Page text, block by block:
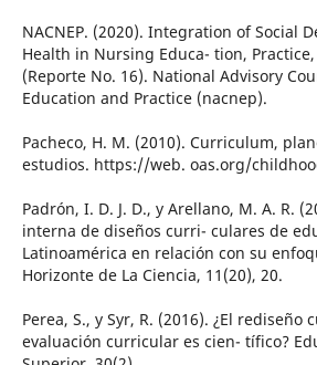
NACNEP. (2020). Integration of Social
Health in Nursing Educa- tion,
(Reporte No. 16). National Advisory
Education and Practice (nacnep).
Pacheco, H. M. (2010). Curriculum,
estudios. https://web. oas.org/
Padrón, I. D. J. D., y Arellano, M. A. R.
interna de diseños curri- culares de
Latinoamérica en relación con su
Horizonte de La Ciencia, 11(20), 20.
Perea, S., y Syr, R. (2016). ¿El rediseño
evaluación curricular es cien- tífico?